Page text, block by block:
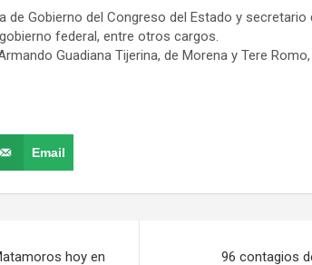
de Gobierno del Congreso del Estado y secretario
federal, entre otros cargos.
Guadiana Tijerina, de Morena y Tere
Email
hoy en
96 contagios